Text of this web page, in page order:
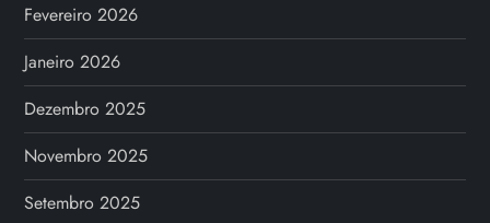
Fevereiro 2026
Janeiro 2026
Dezembro 2025
Novembro 2025
Setembro 2025